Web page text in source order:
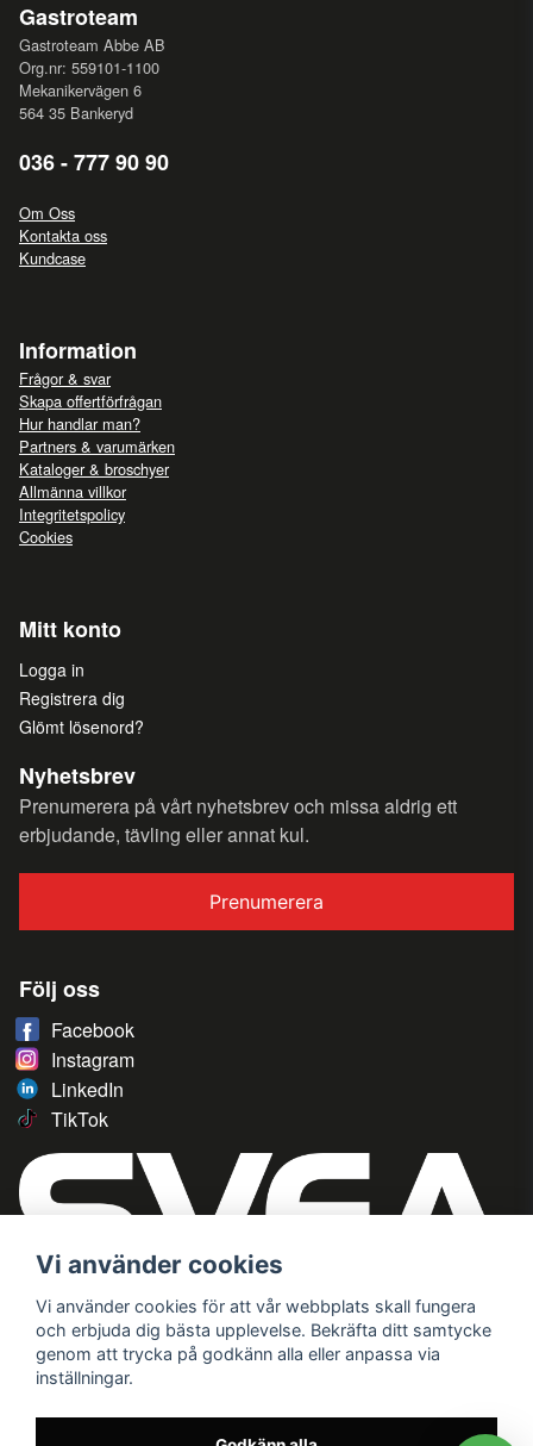
Gastroteam
Gastroteam Abbe AB
Org.nr: 559101-1100
Mekanikervägen 6
564 35 Bankeryd
036 - 777 90 90
Om Oss
Kontakta oss
Kundcase
Information
Frågor & svar
Skapa offertförfrågan
Hur handlar man?
Partners & varumärken
Kataloger & broschyer
Allmänna villkor
Integritetspolicy
Cookies
Mitt konto
Logga in
Registrera dig
Glömt lösenord?
Nyhetsbrev
Prenumerera på vårt nyhetsbrev och missa aldrig ett
erbjudande, tävling eller annat kul.
Prenumerera
Följ oss
Facebook
Instagram
LinkedIn
TikTok
Vi använder cookies
Vi använder cookies för att vår webbplats skall fungera
och erbjuda dig bästa upplevelse. Bekräfta ditt samtycke
genom att trycka på godkänn alla eller anpassa via
inställningar.